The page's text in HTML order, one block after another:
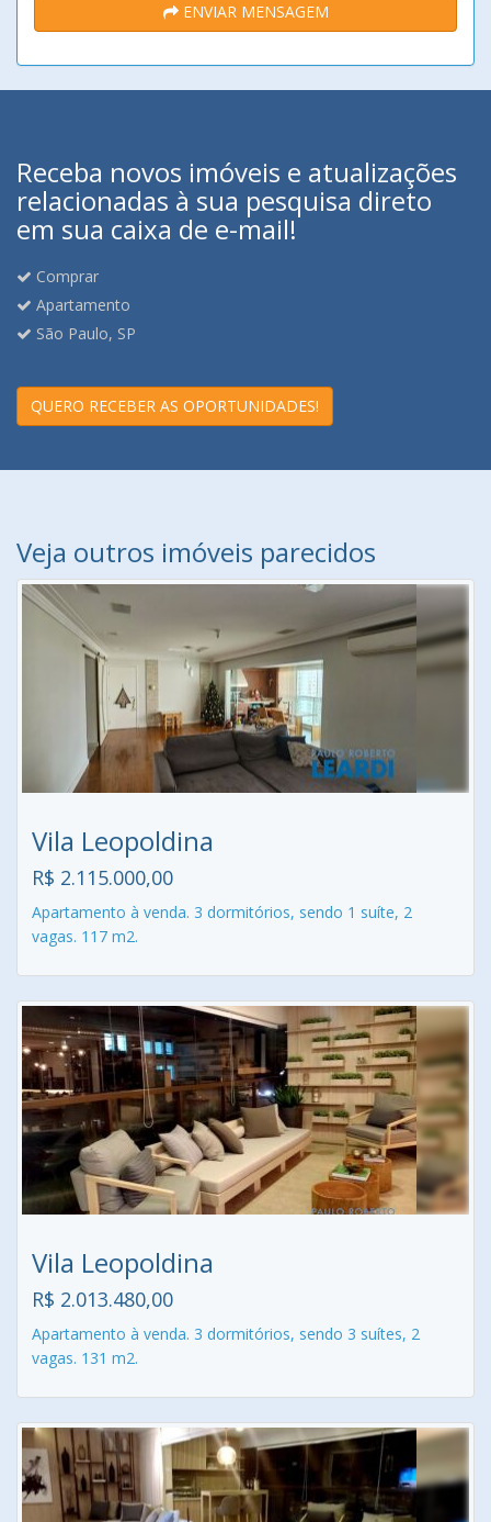
ENVIAR MENSAGEM
Receba novos imóveis e atualizações
relacionadas à sua pesquisa direto
em sua caixa de e-mail!
Comprar
Apartamento
São Paulo, SP
QUERO RECEBER AS OPORTUNIDADES!
Veja outros imóveis parecidos
Vila Leopoldina
R$ 2.115.000,00
Apartamento à venda. 3 dormitórios, sendo 1 suíte, 2
vagas. 117 m2.
Vila Leopoldina
R$ 2.013.480,00
Apartamento à venda. 3 dormitórios, sendo 3 suítes, 2
vagas. 131 m2.